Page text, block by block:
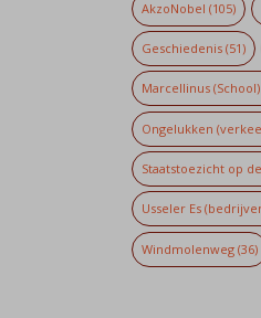
AkzoNobel (105)
Geschiedenis (51)
Marcellinus (School)
Ongelukken
Staatstoezicht op
Usseler Es
Windmolenweg (36)